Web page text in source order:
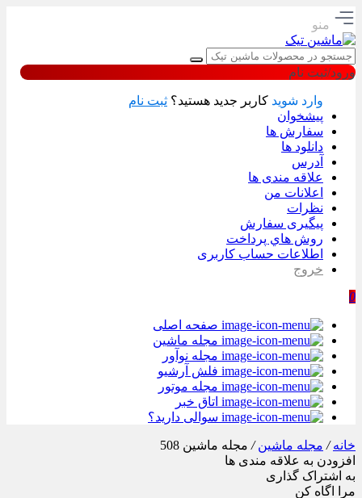
منو
ورود/ثبت نام
وارد شوید کاربر جدید هستید؟ ثبت نام
پیشخوان
سفارش ها
دانلود ها
آدرس
علاقه مندی ها
اعلانات من
نظرات
پیگیری سفارش
روش هاي پرداخت
اطلاعات حساب كاربری
خروج
0
صفحه اصلی
مجله ماشین
مجله نوآور
فلش آرشیو
مجله موتور
اتاق خبر
سوالی دارید؟
خانه/ مجله ماشین/ مجله ماشین 508
افزودن به علاقه مندی ها
به اشتراک گذاری
مرا اگاه کن